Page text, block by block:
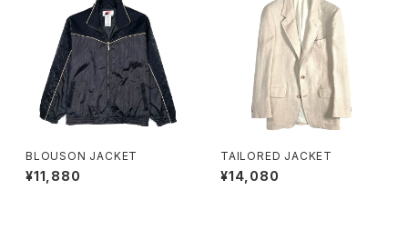
BLOUSON JACKET
¥11,880
TAILORED JACKET
¥14,080